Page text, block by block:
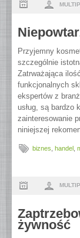
Przyjemny
szczególnie
Zatrważająca
funkcjonalnych
ekspertów z
usług, są bardzo
zainteresowanie
niniejszej
biznes handel
żywność